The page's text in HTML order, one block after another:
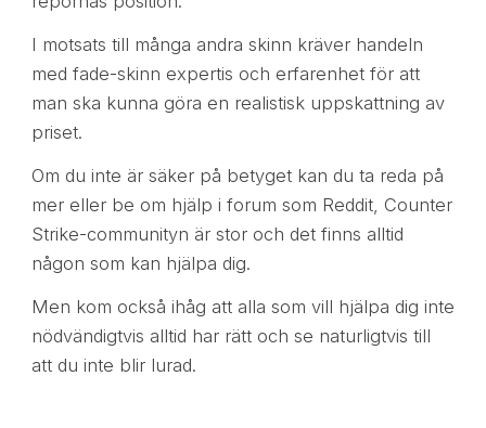
I motsats till många andra skinn kräver handeln
med fade-skinn expertis och erfarenhet för att
man ska kunna göra en realistisk uppskattning av
priset.
Om du inte är säker på betyget kan du ta reda på
mer eller be om hjälp i forum som Reddit, Counter
Strike-communityn är stor och det finns alltid
någon som kan hjälpa dig.
Men kom också ihåg att alla som vill hjälpa dig inte
nödvändigtvis alltid har rätt och se naturligtvis till
att du inte blir lurad.